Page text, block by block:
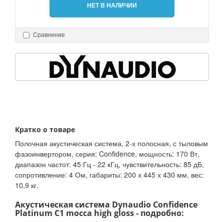
НЕТ В НАЛИЧИИ
Сравнение
Кратко о товаре
Полочная акустическая система, 2-х полосная, с тыловым
фазоинвертором, серия: Confidence, мощность: 170 Вт,
диапазон частот: 45 Гц - 22 кГц, чувствительность: 85 дБ,
сопротивление: 4 Ом, габариты: 200 х 445 х 430 мм, вес:
10,9 кг.
Акустическая система Dynaudio Confidence
Platinum C1 mocca high gloss - подробно: